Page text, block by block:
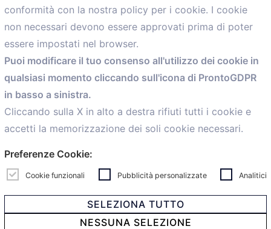
Menù
Home
Servizi
Convenzioni
Voce delle Nostre aziende
Informazioni Ex L. 124/2017
News
personalCaf
conformità con la nostra policy per i cookie. I cookie
non necessari devono essere approvati prima di poter
essere impostati nel browser.
Puoi modificare il tuo consenso all'utilizzo dei cookie in
qualsiasi momento cliccando sull'icona di ProntoGDPR
in basso a sinistra.
Cliccando sulla X in alto a destra rifiuti tutti i cookie e
accetti la memorizzazione dei soli cookie necessari.
Preferenze Cookie:
Cookie funzionali Pubblicità personalizzate Analitici
SELEZIONA TUTTO
NESSUNA SELEZIONE